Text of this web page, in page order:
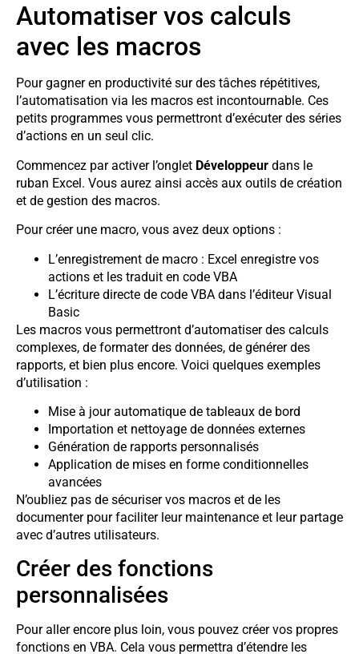
Automatiser vos calculs
avec les macros
Pour gagner en productivité sur des tâches répétitives,
l’automatisation via les macros est incontournable. Ces
petits programmes vous permettront d’exécuter des séries
d’actions en un seul clic.
Commencez par activer l’onglet Développeur dans le
ruban Excel. Vous aurez ainsi accès aux outils de création
et de gestion des macros.
Pour créer une macro, vous avez deux options :
L’enregistrement de macro : Excel enregistre vos
actions et les traduit en code VBA
L’écriture directe de code VBA dans l’éditeur Visual
Basic
Les macros vous permettront d’automatiser des calculs
complexes, de formater des données, de générer des
rapports, et bien plus encore. Voici quelques exemples
d’utilisation :
Mise à jour automatique de tableaux de bord
Importation et nettoyage de données externes
Génération de rapports personnalisés
Application de mises en forme conditionnelles
avancées
N’oubliez pas de sécuriser vos macros et de les
documenter pour faciliter leur maintenance et leur partage
avec d’autres utilisateurs.
Créer des fonctions
personnalisées
Pour aller encore plus loin, vous pouvez créer vos propres
fonctions en VBA. Cela vous permettra d’étendre les